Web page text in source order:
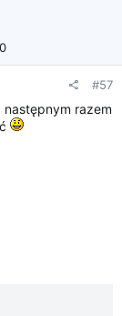
0
#57
następnym razem